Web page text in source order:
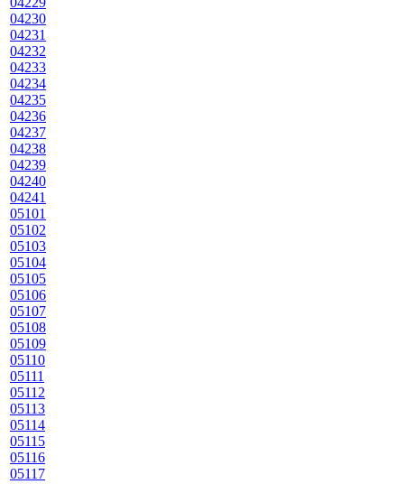
04230
04231
04232
04233
04234
04235
04236
04237
04238
04239
04240
04241
05101
05102
05103
05104
05105
05106
05107
05108
05109
05110
05111
05112
05113
05114
05115
05116
05117